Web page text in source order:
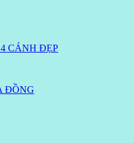
CÁNH ĐẸP
ĐỒNG